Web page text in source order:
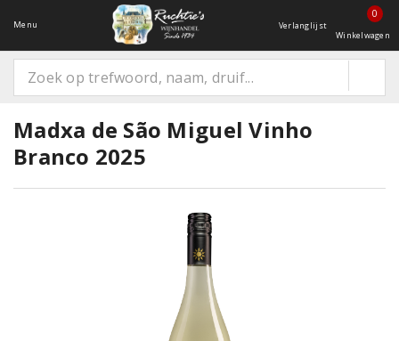
Menu Verlanglijst
0
Winkelwagen
Madxa de São Miguel Vinho
Branco 2025